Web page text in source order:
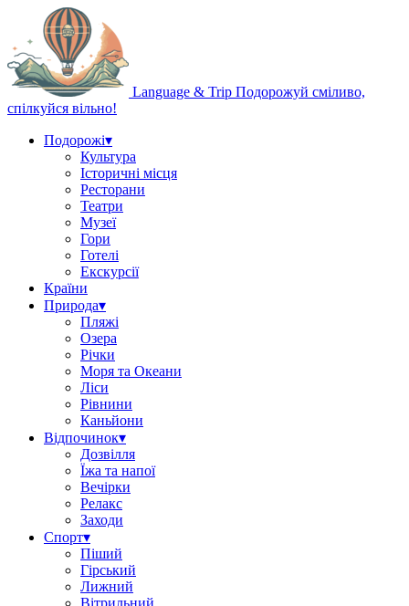
Language & Trip Подорожуй сміливо,
спілкуйся вільно!
Подорожі▾
Культура
Історичні місця
Ресторани
Театри
Музеї
Гори
Готелі
Екскурсії
Країни
Природа▾
Пляжі
Озера
Річки
Моря та Океани
Ліси
Рівнини
Каньйони
Відпочинок▾
Дозвілля
Їжа та напої
Вечірки
Релакс
Заходи
Спорт▾
Піший
Гірський
Лижний
Вітрильний